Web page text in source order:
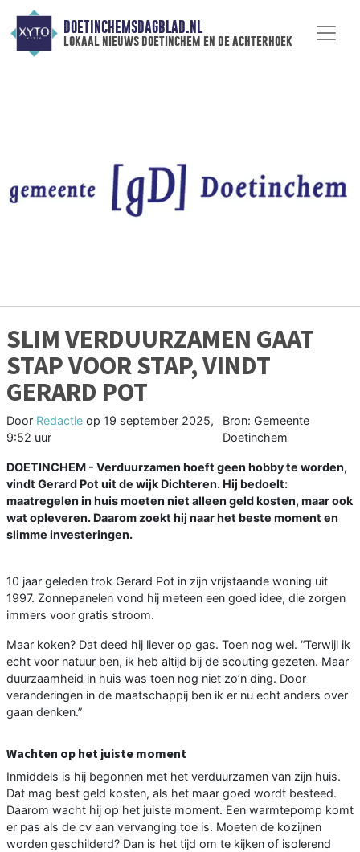
DOETINCHEMSDAGBLAD.NL
lokaal nieuws doetinchem en de achterhoek
SLIM VERDUURZAMEN GAAT
STAP VOOR STAP, VINDT
GERARD POT
Door Redactie op 19 september 2025,
9:52 uur
Bron: Gemeente
Doetinchem
DOETINCHEM - Verduurzamen hoeft geen hobby te worden,
vindt Gerard Pot uit de wijk Dichteren. Hij bedoelt:
maatregelen in huis moeten niet alleen geld kosten, maar ook
wat opleveren. Daarom zoekt hij naar het beste moment en
slimme investeringen.
10 jaar geleden trok Gerard Pot in zijn vrijstaande woning uit
1997. Zonnepanelen vond hij meteen een goed idee, die zorgen
immers voor gratis stroom.
Maar koken? Dat deed hij liever op gas. Toen nog wel. “Terwijl ik
echt voor natuur ben, ik heb altijd bij de scouting gezeten. Maar
duurzaamheid in huis was toen nog niet zo’n ding. Door
veranderingen in de maatschappij ben ik er nu echt anders over
gaan denken.”
Wachten op het juiste moment
Inmiddels is hij begonnen met het verduurzamen van zijn huis.
Dat mag best geld kosten, als het maar goed wordt besteed.
Daarom wacht hij op het juiste moment. Een warmtepomp komt
er pas als de cv aan vervanging toe is. Moeten de kozijnen
worden geschilderd? Dan is het tijd om te kijken of isolerend